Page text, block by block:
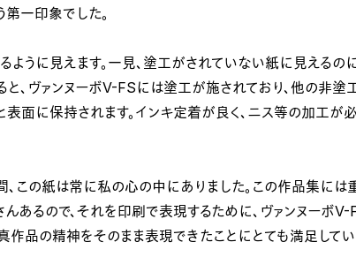
一印象でした。
うに見えます。一見、塗工がされていない紙に見えるのに
と、ヴァンヌーボV-FSには塗工が施されており、他の非塗
表面に保持されます。インキ定着が良く、ニス等の加工が
この紙は常に私の心の中にありました。この作品集には
あるので、それを印刷で表現するために、ヴァンヌーボ
作品の精神をそのまま表現できたことにとても満足してい